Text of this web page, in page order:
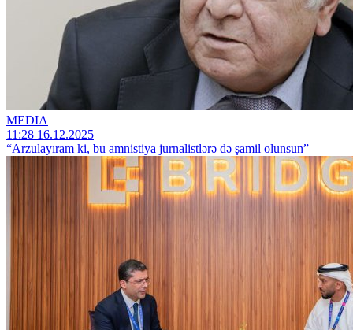
MEDIA
11:28 16.12.2025
“Arzulayıram ki, bu amnistiya jurnalistlərə də şamil olunsun”